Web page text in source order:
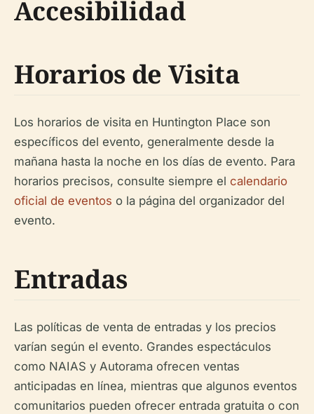
Accesibilidad
Horarios de Visita
Los horarios de visita en Huntington Place son
específicos del evento, generalmente desde la
mañana hasta la noche en los días de evento. Para
horarios precisos, consulte siempre el calendario
oficial de eventos o la página del organizador del
evento.
Entradas
Las políticas de venta de entradas y los precios
varían según el evento. Grandes espectáculos
como NAIAS y Autorama ofrecen ventas
anticipadas en línea, mientras que algunos eventos
comunitarios pueden ofrecer entrada gratuita o con